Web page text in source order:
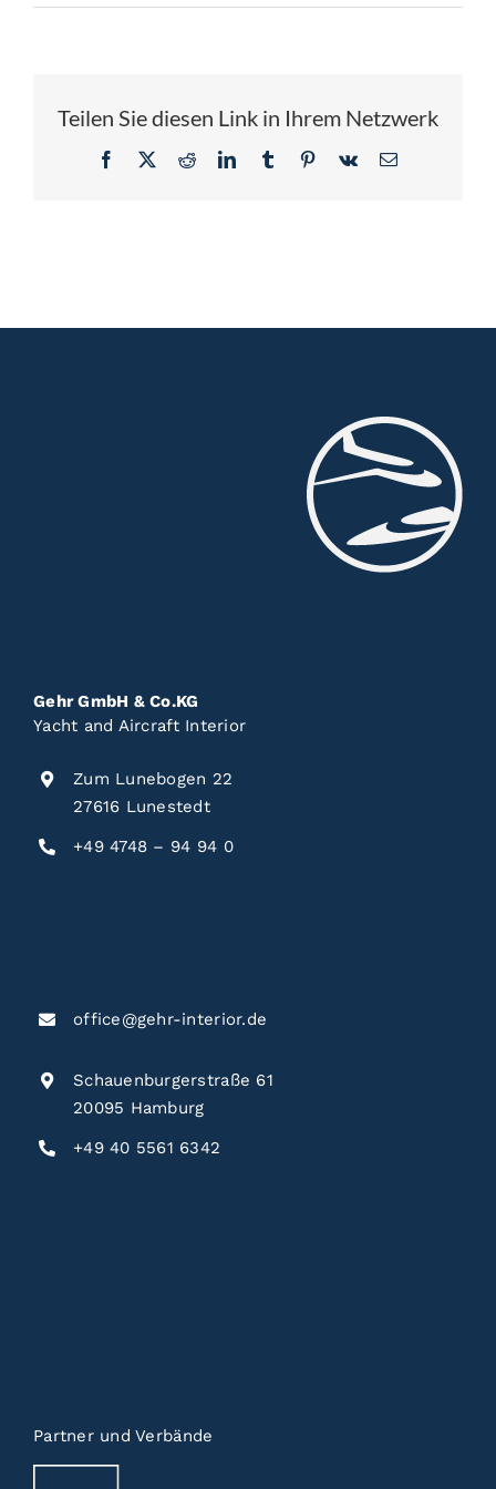
Referenzen
Über Gehr
Teilen Sie diesen Link in Ihrem Netzwerk
Facebook
X RedditLinkedInTumblr Pinterest
Vk
E-
Gehr GmbH & Co.KG
Yacht and Aircraft Interior
Zum Lunebogen 22
27616 Lunestedt
+49 4748 – 94 94 0
office@gehr-interior.de
Schauenburgerstraße 61
20095 Hamburg
+49 40 5561 6342
Partner und Verbände